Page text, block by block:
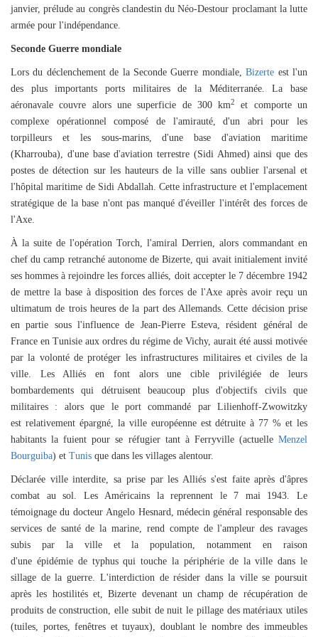
janvier, prélude au congrès clandestin du Néo-Destour proclamant la lutte
armée pour l'indépendance.
Seconde Guerre mondiale
Lors du déclenchement de la Seconde Guerre mondiale, Bizerte est l'un
des plus importants ports militaires de la Méditerranée. La base
aéronavale couvre alors une superficie de 300 km2
et comporte un
complexe opérationnel composé de l'amirauté, d'un abri pour les
torpilleurs et les sous-marins, d'une base d'aviation maritime
(Kharrouba), d'une base d'aviation terrestre (Sidi Ahmed) ainsi que des
postes de détection sur les hauteurs de la ville sans oublier l'arsenal et
l'hôpital maritime de Sidi Abdallah. Cette infrastructure et l'emplacement
stratégique de la base n'ont pas manqué d'éveiller l'intérêt des forces de
l'Axe.
À la suite de l'opération Torch, l'amiral Derrien, alors commandant en
chef du camp retranché autonome de Bizerte, qui avait initialement invité
ses hommes à rejoindre les forces alliés, doit accepter le 7 décembre 1942
de mettre la base à disposition des forces de l'Axe après avoir reçu un
ultimatum de trois heures de la part des Allemands. Cette décision prise
en partie sous l'influence de Jean-Pierre Esteva, résident général de
France en Tunisie aux ordres du régime de Vichy, aurait été aussi motivée
par la volonté de protéger les infrastructures militaires et civiles de la
ville. Les Alliés en font alors une cible privilégiée de leurs
bombardements qui détruisent beaucoup plus d'objectifs civils que
militaires : alors que le port commandé par Lilienhoff-Zwowitzky
est relativement épargné, la ville européenne est détruite à 77 % et les
habitants la fuient pour se réfugier tant à Ferryville (actuelle Menzel
Bourguiba) et Tunis que dans les villages alentour.
Déclarée ville interdite, sa prise par les Alliés s'est faite après d'âpres
combat au sol. LesAméricains la reprennent le 7 mai 1943. Le
témoignage du docteurAngelo Hesnard, médecin général responsable des
services de santé de la marine, rend compte de l'ampleur des ravages
subis par la ville et la population, notamment en raison
d'une épidémiede typhusqui touche la périphérie de la ville dans le
sillage de la guerre. L'interdiction de résider dans la ville se poursuit
après les hostilités et, Bizerte devenant un champ de récupération de
produits de construction, elle subit de nuit le pillage des matériaux utiles
(tuiles, portes, fenêtres et tuyaux), doublant le nombre des immeubles